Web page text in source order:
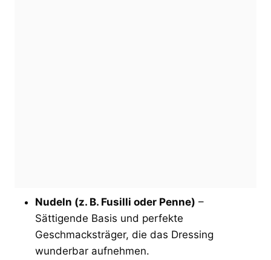
Nudeln (z. B. Fusilli oder Penne) –
Sättigende Basis und perfekte
Geschmacksträger, die das Dressing
wunderbar aufnehmen.